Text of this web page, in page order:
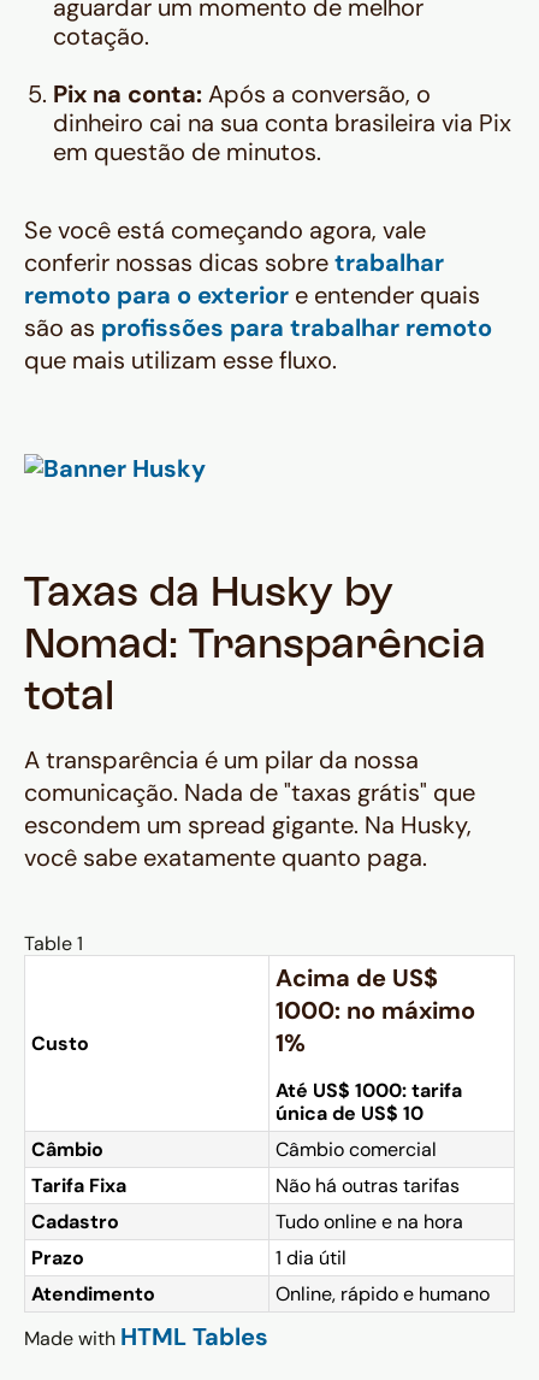
aguardar um momento de melhor
cotação.
Pix na conta:Após a conversão, o
dinheiro cai na sua conta brasileira via Pix
em questão de minutos.
Se você está começando agora, vale
conferir nossas dicas sobretrabalhar
remoto para o exterior e entender quais
são as profissões para trabalhar remoto
que mais utilizam esse fluxo.
Taxas da Husky by
Nomad: Transparência
total
A transparência é um pilar da nossa
comunicação. Nada de "taxas grátis" que
escondem um spread gigante. Na Husky,
você sabe exatamente quanto paga.
Table 1
Custo
Acima de US$
1000: no máximo
1%
Até US$ 1000:tarifa
única de US$ 10
Câmbio
Câmbio comercial
Tarifa Fixa
Não há outras tarifas
Cadastro
Tudo online e na hora
Prazo
1 dia útil
Atendimento
Online, rápido e humano
Made with HTML Tables